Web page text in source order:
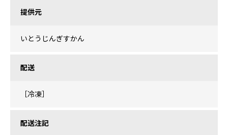
提供元
いとうじんぎすかん
配送
［冷凍］
配送注記